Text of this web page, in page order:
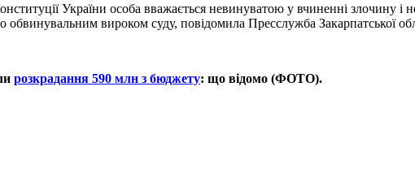
України особа вважається невинуватою у вчиненні злочину
обвинувальним вироком суду, повідомила Пресслужба Закарпатської
розкрадання 590 млн з бюджету: що відомо (ФОТО).